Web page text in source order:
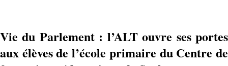
Vie du Parlement : l’ALT ouvre ses portes
aux élèves de l’école primaire du Centre de